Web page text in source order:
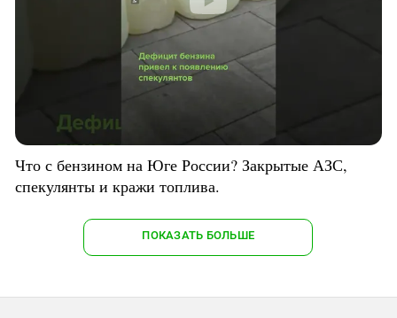
Что с бензином на Юге России? Закрытые АЗС,
спекулянты и кражи топлива.
ПОКАЗАТЬ БОЛЬШЕ